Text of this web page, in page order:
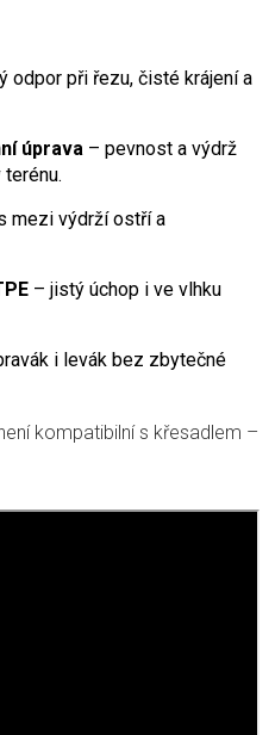
odpor při řezu, čisté krájení a
úprava – pevnost a výdrž
mezi výdrží ostří a
– jistý úchop i ve vlhku
i levák bez zbytečné
kompatibilní s křesadlem –